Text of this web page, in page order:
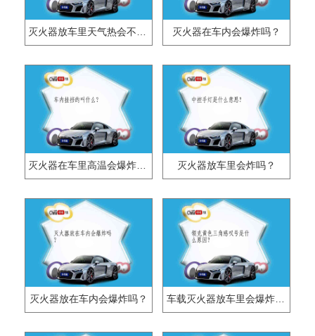
灭火器放车里天气热会不会爆炸？ 灭火器在车内会爆炸吗？
灭火器在车里高温会爆炸吗？ 灭火器放车里会炸吗？
灭火器放在车内会爆炸吗？ 车载灭火器放车里会爆炸吗？